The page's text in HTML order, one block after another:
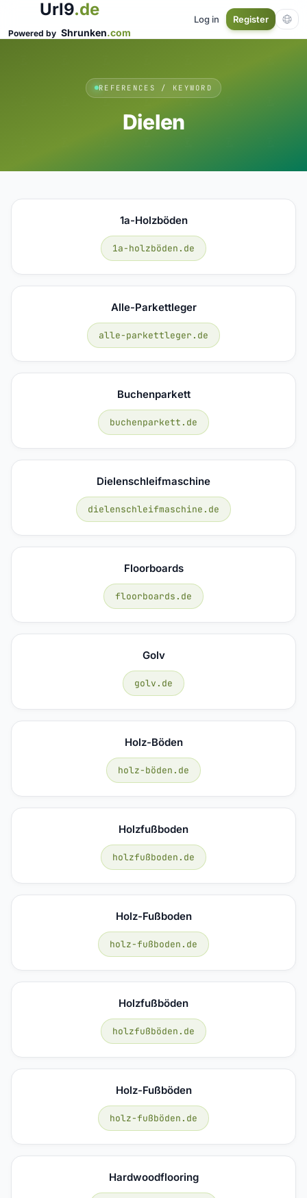
Url9.de
Powered by Shrunken.com
Log in Register
REFERENCES / KEYWORD
Dielen
1a-Holzböden
1a-holzböden.de
Alle-Parkettleger
alle-parkettleger.de
Buchenparkett
buchenparkett.de
Dielenschleifmaschine
dielenschleifmaschine.de
Floorboards
floorboards.de
Golv
golv.de
Holz-Böden
holz-böden.de
Holzfußboden
holzfußboden.de
Holz-Fußboden
holz-fußboden.de
Holzfußböden
holzfußböden.de
Holz-Fußböden
holz-fußböden.de
Hardwoodflooring